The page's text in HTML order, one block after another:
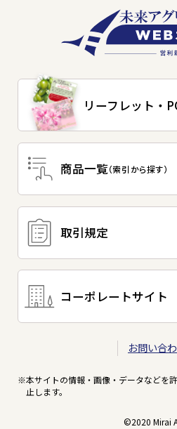
リーフレット・
商品一覧（索引から探す）
取引規定
コーポレートサイト
お問い合
本サイトの情報・画像・データなどを
止します。
©2020 Mirai